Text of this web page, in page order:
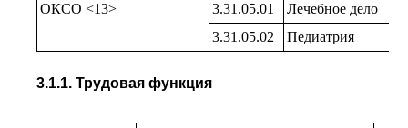
ОКСО <13>
3.31.05.01
Лечебное дело
3.31.05.02
Педиатрия
3.1.1. Трудовая функция